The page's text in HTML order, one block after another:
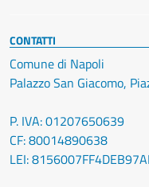
CONTATTI
Comune di Napoli
Palazzo San Giacomo,
P. IVA: 01207650639
CF: 80014890638
LEI: